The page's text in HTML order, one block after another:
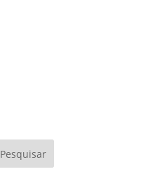
Pesquisar